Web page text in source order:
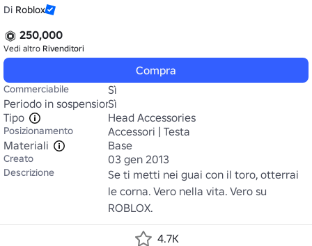
Di Roblox
250,000
Vedi altro Rivenditori
Compra
Commerciabile
Sì
Periodo in sospensione
Sì
Tipo
Head Accessories
Posizionamento
Accessori | Testa
Materiali
Base
Creato 03 gen 2013
Descrizione
Se ti metti nei guai con il toro, otterrai
le corna. Vero nella vita. Vero su
ROBLOX.
4.7K